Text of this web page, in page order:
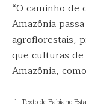
“O caminho de
Amazônia
agroflorestais,
que culturas
Amazônia,
[1] Texto de Fabiano